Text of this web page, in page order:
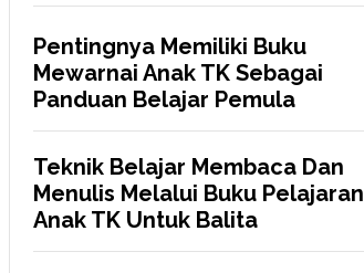
Pentingnya Memiliki Buku
Mewarnai Anak TK Sebagai
Panduan Belajar Pemula
Teknik Belajar Membaca Dan
Menulis Melalui Buku Pelajaran
Anak TK Untuk Balita